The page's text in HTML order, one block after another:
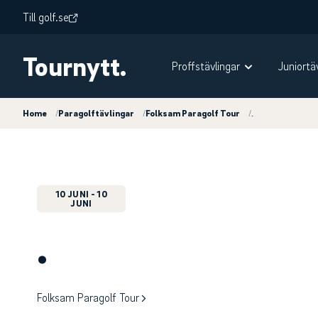
Till golf.se
Tournytt. Proffstävlingar
Home /Paragolftävlingar /Folksam Paragolf Tour /
10 JUNI - 10
JUNI
.
Folksam Paragolf Tour